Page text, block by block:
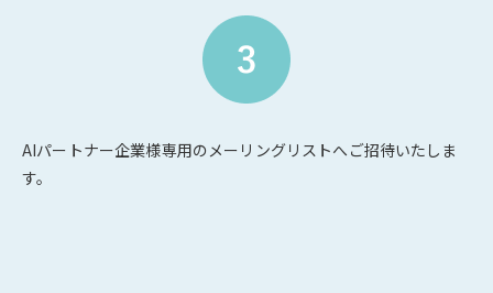
AIパートナー企業様専用のメーリングリストへご招待いたしま
す。